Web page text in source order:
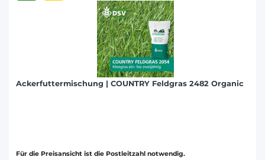
Ackerfuttermischung | COUNTRY Feldgras 2482 Organic
Für die Preisansicht ist die Postleitzahl notwendig.